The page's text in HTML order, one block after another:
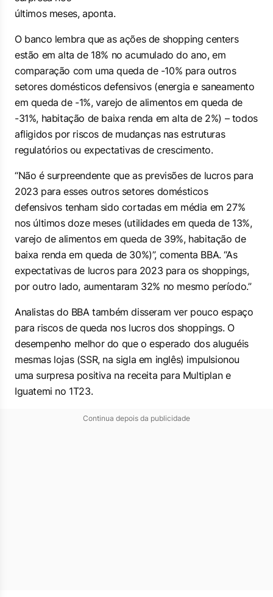
últimos meses, aponta.
O banco lembra que as ações de shopping centers
estão em alta de 18% no acumulado do ano, em
comparação com uma queda de -10% para outros
setores domésticos defensivos (energia e saneamento
em queda de -1%, varejo de alimentos em queda de
-31%, habitação de baixa renda em alta de 2%) – todos
afligidos por riscos de mudanças nas estruturas
regulatórios ou expectativas de crescimento.
“Não é surpreendente que as previsões de lucros para
2023 para esses outros setores domésticos
defensivos tenham sido cortadas em média em 27%
nos últimos doze meses (utilidades em queda de 13%,
varejo de alimentos em queda de 39%, habitação de
baixa renda em queda de 30%)”, comenta BBA. “As
expectativas de lucros para 2023 para os shoppings,
por outro lado, aumentaram 32% no mesmo período.”
Analistas do BBA também disseram ver pouco espaço
para riscos de queda nos lucros dos shoppings. O
desempenho melhor do que o esperado dos aluguéis
mesmas lojas (SSR, na sigla em inglês) impulsionou
uma surpresa positiva na receita para Multiplan e
Iguatemi no 1T23.
Continua depois da publicidade